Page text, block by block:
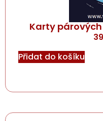
Karty párových
Přidat do košíku